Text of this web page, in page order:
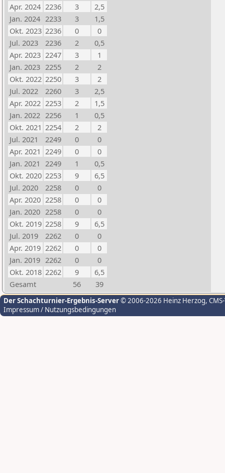
Apr. 2024 2236 3
2,5
Jan. 2024 2233 3
1,5
Okt. 2023 2236 0
0
Jul. 2023
2236 2
0,5
Apr. 2023 2247 3
1
Jan. 2023 2255 2
2
Okt. 2022 2250 3
2
Jul. 2022
2260 3
2,5
Apr. 2022 2253 2
1,5
Jan. 2022 2256 1
0,5
Okt. 2021 2254 2
2
Jul. 2021
2249 0
0
Apr. 2021 2249 0
0
Jan. 2021 2249 1
0,5
Okt. 2020 2253 9
6,5
Jul. 2020
2258 0
0
Apr. 2020 2258 0
0
Jan. 2020 2258 0
0
Okt. 2019 2258 9
6,5
Jul. 2019
2262 0
0
Apr. 2019 2262 0
0
Jan. 2019 2262 0
0
Okt. 2018 2262 9
6,5
Gesamt
56 39
Der Schachturnier-Ergebnis-Server© 2006-2026 Heinz Herzog,
Impressum / Nutzungsbedingungen